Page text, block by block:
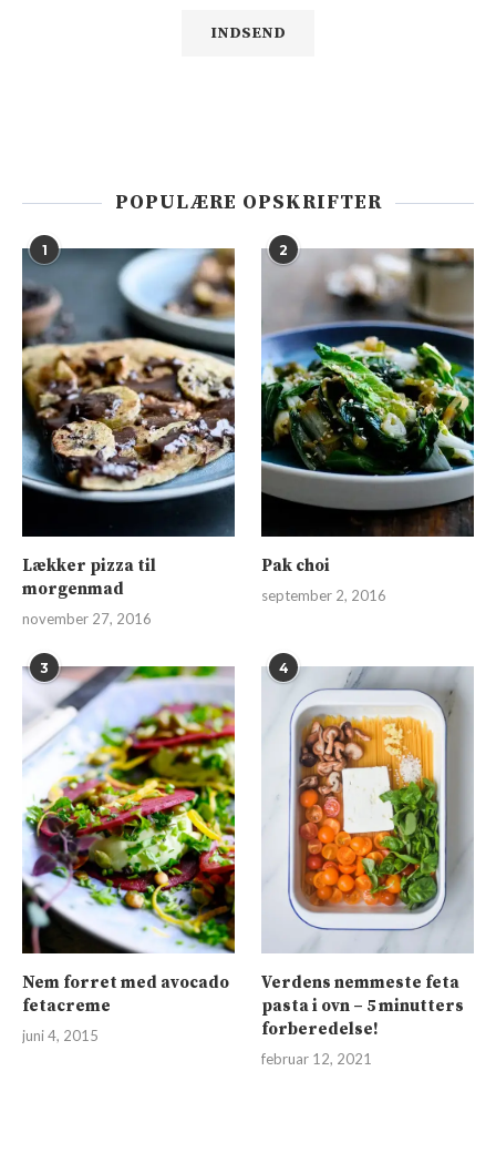
POPULÆRE OPSKRIFTER
1
Lækker pizza til
morgenmad
november 27, 2016
2
Pak choi
september 2, 2016
3
Nem forret med avocado
fetacreme
juni 4, 2015
4
Verdens nemmeste feta
pasta i ovn – 5 minutters
forberedelse!
februar 12, 2021